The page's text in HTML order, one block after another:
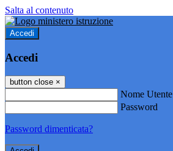
Salta al contenuto
Accedi
Accedi
button close ×
Nome Utente
Password
Password dimenticata?